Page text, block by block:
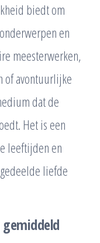
biedt om
en
meesterwerken,
of avontuurlijke
dat de
Het is een
leeftijden en
liefde
gemiddeld